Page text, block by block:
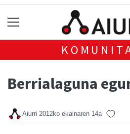
Berrialaguna
Aiurri 2012ko ekainaren 14a